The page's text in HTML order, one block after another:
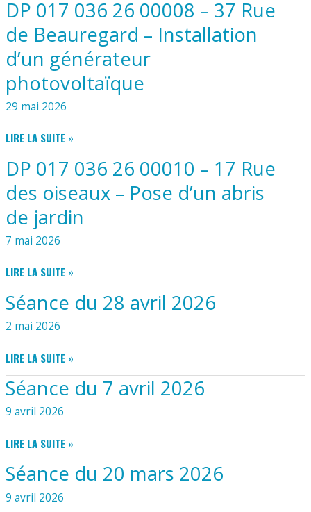
GARAGE
EN
ANNEXE
036
26
00011
–
40A
BEAUMONT
–
DE
12
PANNEAUX
PHOTOVOLTAÏQUES
DP 017 036 26 00008 – 37 Rue
de Beauregard – Installation
d’un générateur
photovoltaïque
29 mai 2026
DP
017
036
26
00008
–
37
RUE
BEAUREGARD
–
INSTALLATION
D’UN
PHOTOVOLTAÏQUE
LIRE LA SUITE »
DP 017 036 26 00010 – 17 Rue
des oiseaux – Pose d’un abris
de jardin
7 mai 2026
DP
017
036
00010
17
RUE
DES
OISEAUX
POSE
ABRIS
DE
JARDIN
LIRE LA SUITE »
Séance du 28 avril 2026
2 mai 2026
SÉANCE
DU
28
2026
LIRE LA SUITE »
Séance du 7 avril 2026
9 avril 2026
SÉANCE
DU
7
2026
LIRE LA SUITE »
Séance du 20 mars 2026
9 avril 2026